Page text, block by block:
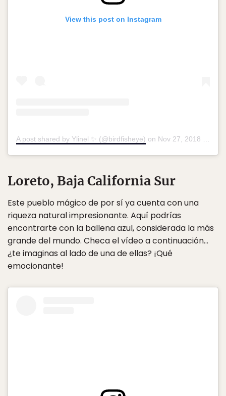
View this post on Instagram
A post shared by Ylinel ✨ (@birdfisheye) on Nov 27, 2018 at 4:53am PST
Loreto, Baja California Sur
Este pueblo mágico de por sí ya cuenta con una
riqueza natural impresionante. Aquí podrías
encontrarte con la ballena azul, considerada la más
grande del mundo. Checa el vídeo a continuación…
¿te imaginas al lado de una de ellas? ¡Qué
emocionante!